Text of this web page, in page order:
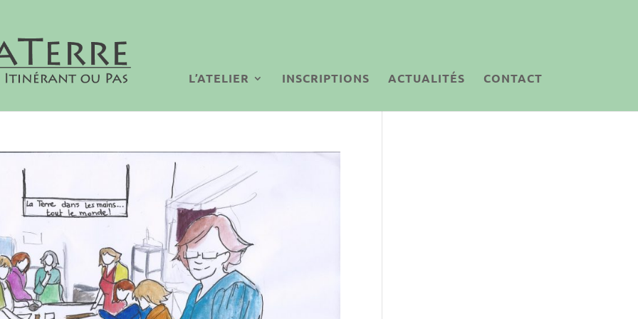
L’ATELIER INSCRIPTIONS ACTUALITÉS CONTACT